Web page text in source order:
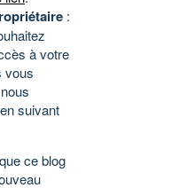
:
à votre
vous
suivant
ce blog